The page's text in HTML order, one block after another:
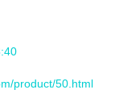
product/50.html